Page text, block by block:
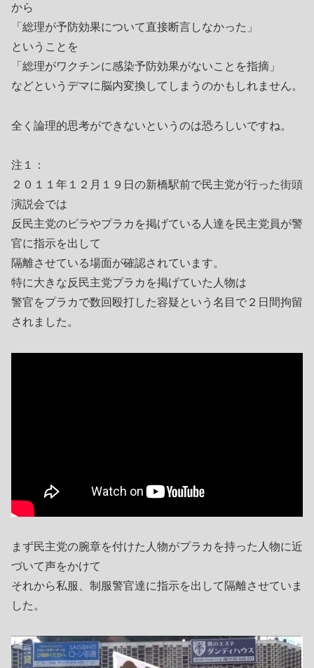
から
「総理が予防効果について直接断言しなかった」
ということを
「総理がワクチンに感染予防効果がないことを指摘」
などというデマに脳内変換してしまうのかもしれません。
全く論理的思考ができないというのは恐ろしいですね。
注１：
２０１１年１２月１９日の新橋駅前で民主党が行った街頭
演説会では
反民主党のビラやプラカを掲げている人達を民主党員が警
官に指示を出して
隔離させている場面が確認されています。
特に大きな反民主党プラカを掲げていた人物は
警官をプラカで数回殴打した容疑という名目で２日間拘留
されました。
まず民主党の腕章を付けた人物がプラカを持った人物に近
づいて声をかけて
それから私服、制服警官達に指示を出して隔離させていま
した。